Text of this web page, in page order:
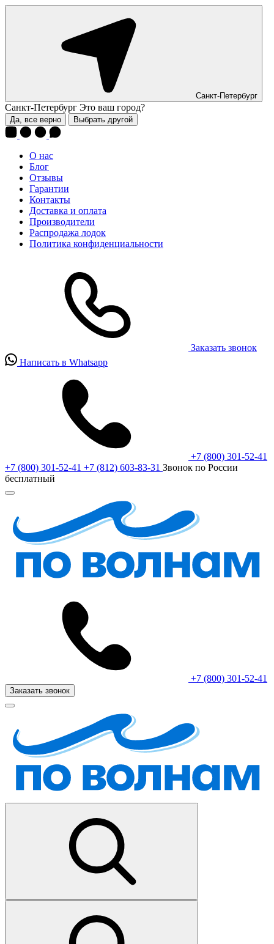
Санкт-Петербург
Санкт-Петербург Это ваш город?
Да, все верно Выбрать другой
О нас
Блог
Отзывы
Гарантии
Контакты
Доставка и оплата
Производители
Распродажа лодок
Политика конфиденциальности
Заказать звонок
Написать в Whatsapp
+7 (800) 301-52-41
+7 (800) 301-52-41 +7 (812) 603-83-31 Звонок по России
бесплатный
+7 (800) 301-52-41
Заказать звонок